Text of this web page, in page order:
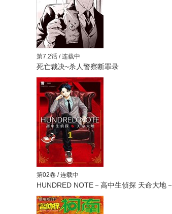
第7.2话 / 连载中
死亡裁决~杀人警察断罪录
第02卷 / 连载中
HUNDRED NOTE－高中生侦探 天命大地－